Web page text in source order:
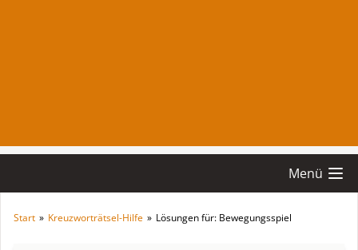
Menü
Start » Kreuzworträtsel-Hilfe » Lösungen für: Bewegungsspiel